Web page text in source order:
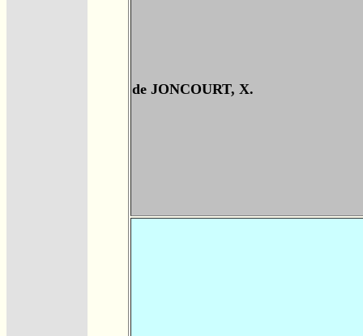
de JONCOURT, X.